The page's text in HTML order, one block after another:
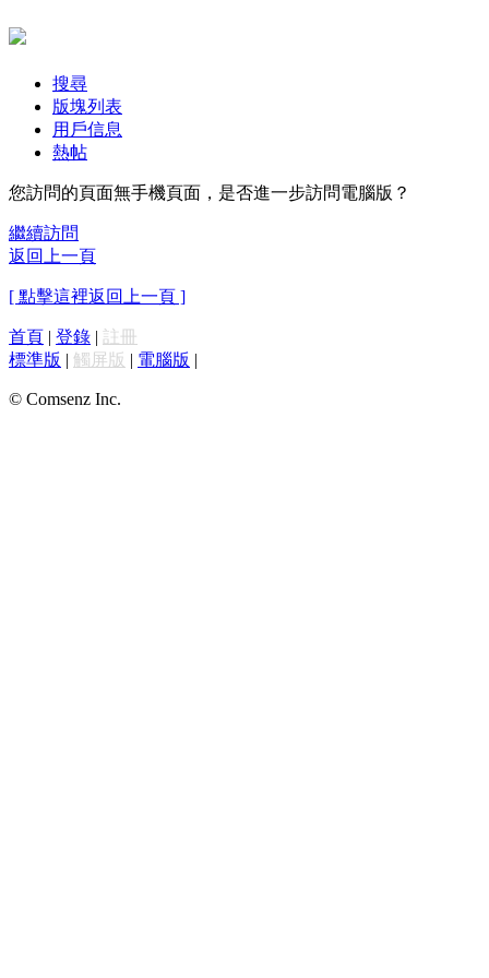
搜尋
版塊列表
用戶信息
熱帖
您訪問的頁面無手機頁面，是否進一步訪問電腦版？
繼續訪問
返回上一頁
[ 點擊這裡返回上一頁 ]
首頁 | 登錄 | 註冊
標準版 | 觸屏版 | 電腦版 |
© Comsenz Inc.